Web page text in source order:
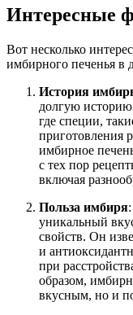
Интересные
Вот несколько
имбирного печенья в
История
долгую
где специи,
приготовления
имбирное
с тех пор
включая
Польза имбиря
уникальный
свойств. Он
и
при
образом,
вкусным, но и